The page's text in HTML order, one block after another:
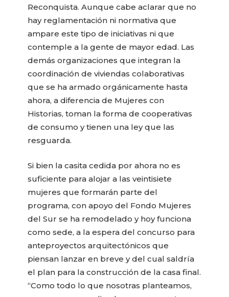
Reconquista. Aunque cabe aclarar que no
hay reglamentación ni normativa que
ampare este tipo de iniciativas ni que
contemple a la gente de mayor edad. Las
demás organizaciones que integran la
coordinación de viviendas colaborativas
que se ha armado orgánicamente hasta
ahora, a diferencia de Mujeres con
Historias, toman la forma de cooperativas
de consumo y tienen una ley que las
resguarda.
Si bien la casita cedida por ahora no es
suficiente para alojar a las veintisiete
mujeres que formarán parte del
programa, con apoyo del Fondo Mujeres
del Sur se ha remodelado y hoy funciona
como sede, a la espera del concurso para
anteproyectos arquitectónicos que
piensan lanzar en breve y del cual saldría
el plan para la construcción de la casa final.
“Como todo lo que nosotras planteamos,